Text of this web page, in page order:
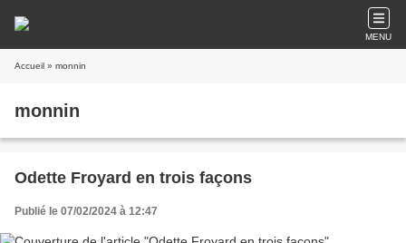
MENU
Accueil » monnin
monnin
Odette Froyard en trois façons
Publié le 07/02/2024 à 12:47